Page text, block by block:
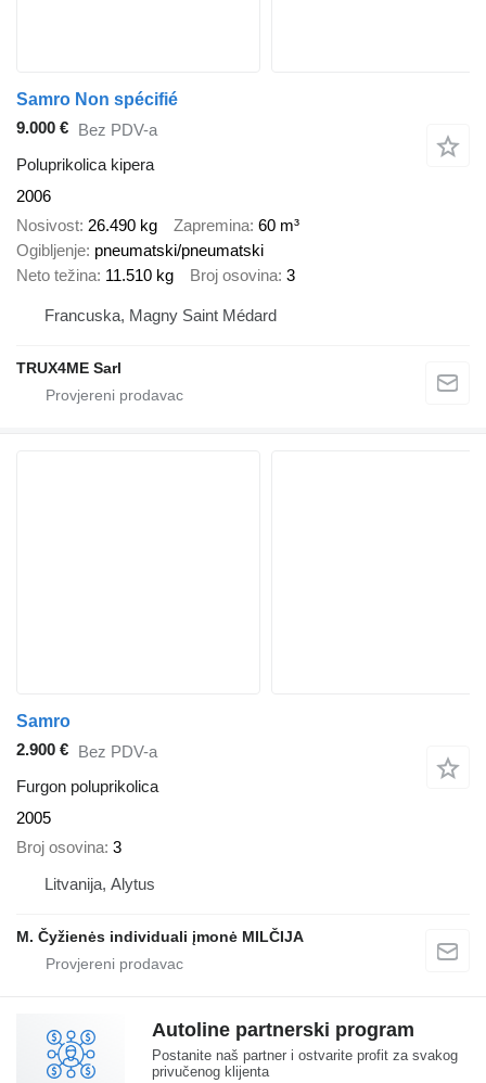
Samro Non spécifié
9.000 € Bez PDV-a
Poluprikolica kipera
2006
Nosivost 26.490 kg Zapremina 60 m³
Ogibljenje pneumatski/pneumatski
Neto težina 11.510 kg Broj osovina 3
Francuska, Magny Saint Médard
TRUX4ME Sarl
Samro
2.900 € Bez PDV-a
Furgon poluprikolica
2005
Broj osovina 3
Litvanija, Alytus
M. Čyžienės individuali įmonė MILČIJA
Autoline partnerski program
Postanite naš partner i ostvarite profit za svakog
privučenog klijenta